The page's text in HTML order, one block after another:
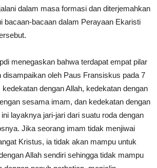
dalam masa formasi dan diterjemahkan
bacaan-bacaan dalam Perayaan Ekaristi
menegaskan bahwa terdapat empat pilar
disampaikan oleh Paus Fransiskus pada 7
dengan Allah, kedekatan dengan
sesama imam, dan kedekatan dengan
layaknya jari-jari dari suatu roda dengan
Jika seorang imam tidak menjiwai
Kristus, ia tidak akan mampu untuk
Allah sendiri sehingga tidak mampu